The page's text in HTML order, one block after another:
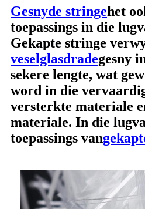
Gesnyde stringehet
toepassings in die
Gekapte stringe
veselglasdradegesny
sekere lengte, wat
word in die
versterkte materiale
materiale. In die
toepassings van